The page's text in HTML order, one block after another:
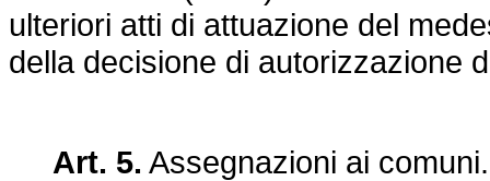
ulteriori atti di attuazione del
della decisione di autorizzazione
Art. 5. Assegnazioni ai comuni.